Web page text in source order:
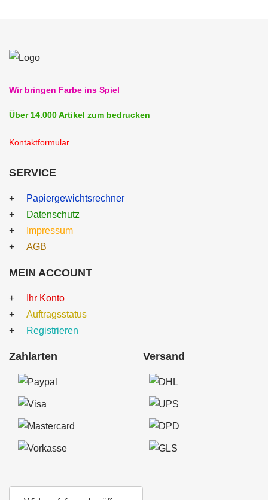
Wir bringen Farbe ins Spiel
Über 14.000 Artikel zum bedrucken
Kontaktformular
SERVICE
Papiergewichtsrechner
Datenschutz
Impressum
AGB
MEIN ACCOUNT
Ihr Konto
Auftragsstatus
Registrieren
Zahlarten Versand